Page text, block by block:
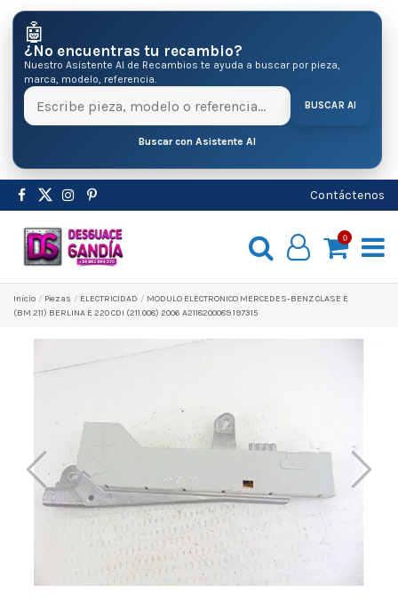
🤖
¿No encuentras tu recambio?
Nuestro Asistente AI de Recambios te ayuda a buscar por pieza,
marca, modelo, referencia.
BUSCAR AI
Buscar con Asistente AI
Contáctenos
0
Inicio Pіezas ELECTRICIDAD
MODULO ELECTRONICO MERCEDES-BENZ CLASE E
(BM 211) BERLINA E 220 CDI (211.008) 2006 A2118200089 197315